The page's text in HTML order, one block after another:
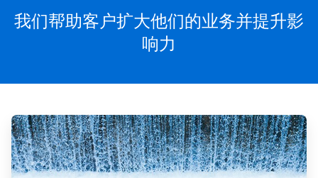
我们帮助客户扩大他们的业务并提升影
响力​​​​​​​
ArticleTile
1
，
共
4